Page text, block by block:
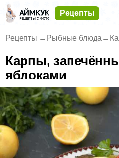
Рецепты
Рецепты → Рыбные блюда →
Карпы,
яблоками